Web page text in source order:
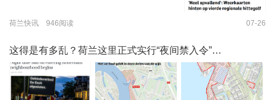
荷兰快讯 946阅读 07-26
这得是有多乱？荷兰这里正式实行“夜间禁入令”…